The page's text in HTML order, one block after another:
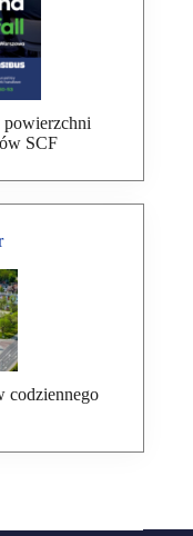
powierzchni
SCF
codziennego